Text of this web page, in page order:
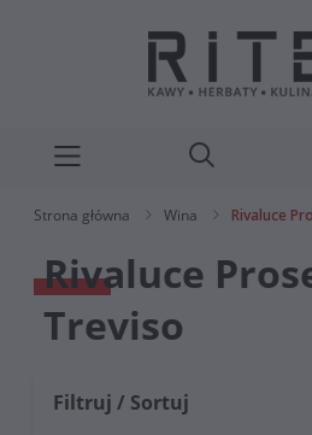
Strona główna Wina Rivaluce
Rivaluce
Treviso
Filtruj / Sortuj